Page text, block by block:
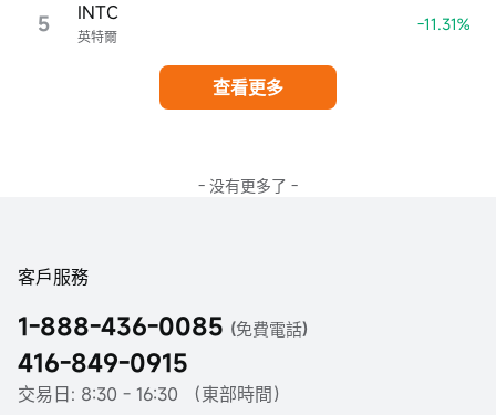
5 英特爾
INTC -11.31%
查看更多
- 没有更多了 -
客戶服務
1-888-436-0085 (免費電話)
416-849-0915
交易日: 8:30 - 16:30 （東部時間）